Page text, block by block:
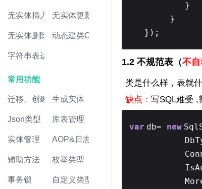
无实体插入 无实体更新
无实体删除 动态建类CRUD
字符串表达式
常用功能
迁移、创建表生成实体
Json类型 库表管理
实体管理 AOP&日志
辅助方法 枚举类型
事务锁 自定义类型
}
}
});
1.2 不规范表（不
类是什么样，表就
缺点： 写SQL难受 ,
var db= new